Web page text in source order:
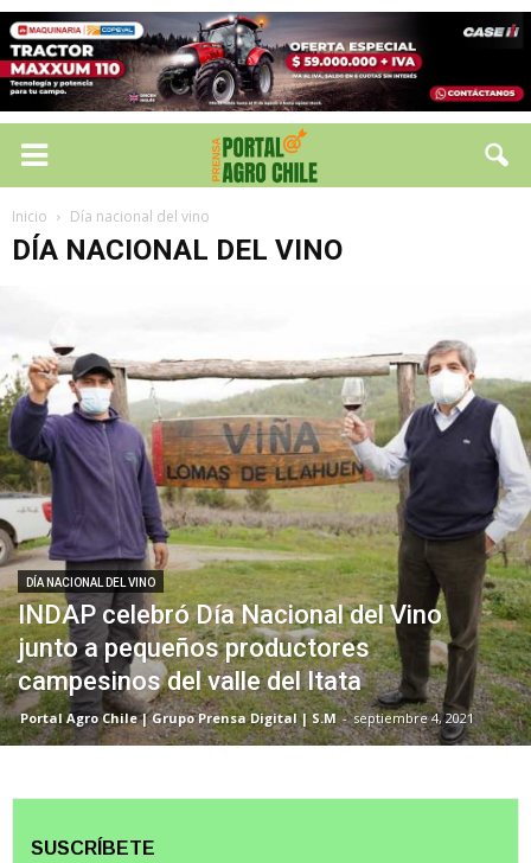
Inicio Día nacional del vino
DÍA NACIONAL DEL VINO
DÍA NACIONAL DEL VINO
INDAP celebró Día Nacional del Vino
junto a pequeños productores
campesinos del valle del Itata
Portal Agro Chile | Grupo Prensa Digital | S.M - septiembre 4, 2021
SUSCRÍBETE